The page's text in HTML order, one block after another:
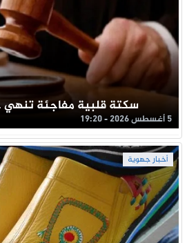
سكتة قلبية مفاجئة
5 أغسطس 2026 - 19:20
أخبار جهوية